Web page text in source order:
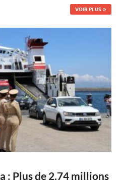
VOIR PLUS
: Plus de 2,74 millions